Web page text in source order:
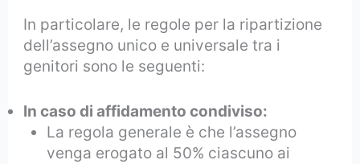
In particolare, le regole per la ripartizione
dell’assegno unico e universale tra i
genitori sono le seguenti:
In caso di affidamento condiviso:
La regola generale è che l’assegno
venga erogato al 50% ciascuno ai